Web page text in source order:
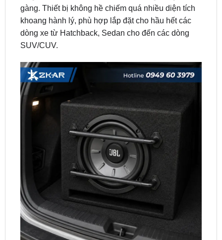
dòng xe từ Hatchback, Sedan cho đến các dòng
SUV/CUV.
Lắp Đặt Thực Tế Loa Sub Hơi Cốp JBL STAGE 800BA